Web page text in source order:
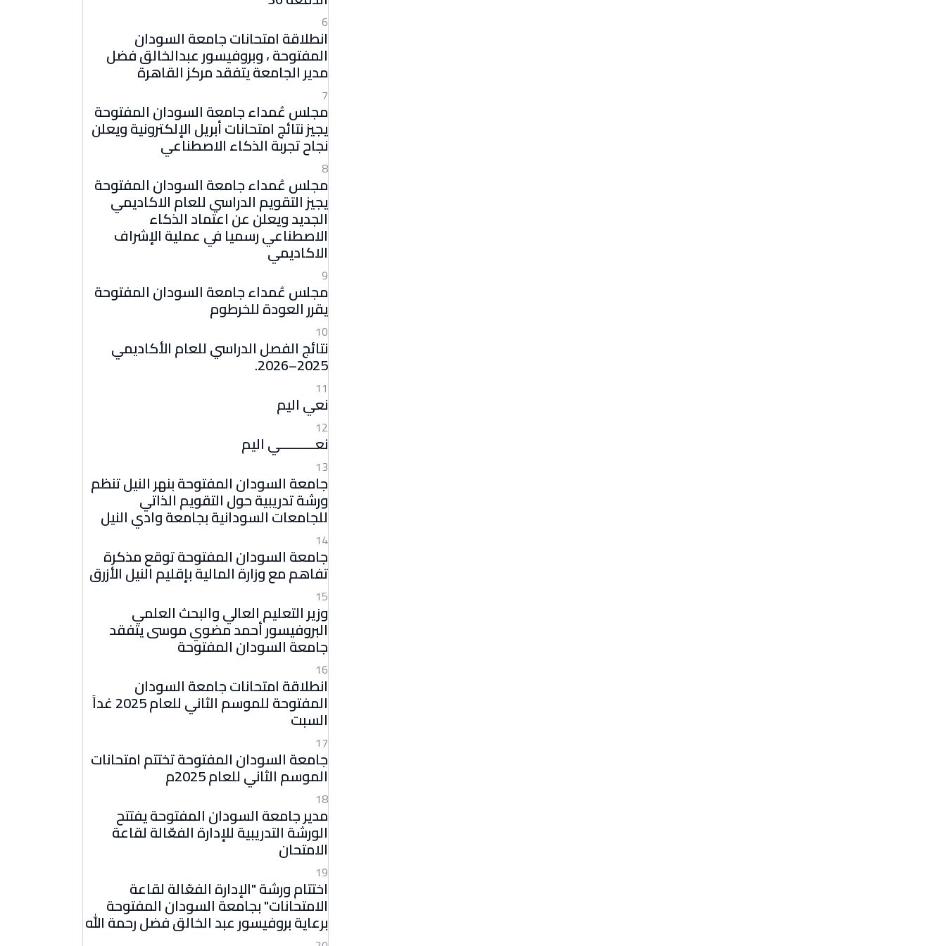
6
انطلاقة امتحانات جامعة السودان
المفتوحة ، وبروفيسور عبدالخالق فضل
مدير الجامعة يتفقد مركز القاهرة
7
مجلس عُمداء جامعة السودان المفتوحة
يجيز نتائج امتحانات أبريل الإلكترونية ويعلن
نجاح تجربة الذكاء الاصطناعي
8
مجلس عُمداء جامعة السودان المفتوحة
يجيز التقويم الدراسي للعام الاكاديمي
الجديد ويعلن عن اعتماد الذكاء
الاصطناعي رسميا في عملية الإشراف
الاكاديمي
9
مجلس عُمداء جامعة السودان المفتوحة
يقرر العودة للخرطوم
10
نتائج الفصل الدراسي للعام الأكاديمي
2025–2026.
11
نعي اليم
12
نعــــــــــي اليم
13
جامعة السودان المفتوحة بنهر النيل تنظم
ورشة تدريبية حول التقويم الذاتي
للجامعات السودانية بجامعة وادي النيل
14
جامعة السودان المفتوحة توقع مذكرة
تفاهم مع وزارة المالية بإقليم النيل الأزرق
15
وزير التعليم العالي والبحث العلمي
البروفيسور أحمد مضوي موسى يتفقد
جامعة السودان المفتوحة
16
انطلاقة امتحانات جامعة السودان
المفتوحة للموسم الثاني للعام 2025 غداً
السبت
17
جامعة السودان المفتوحة تختتم امتحانات
الموسم الثاني للعام 2025م
18
مدير جامعة السودان المفتوحة يفتتح
الورشة التدريبية للإدارة الفعّالة لقاعة
الامتحان
19
اختتام ورشة "الإدارة الفعّالة لقاعة
الامتحانات" بجامعة السودان المفتوحة
برعاية بروفيسور عبد الخالق فضل رحمة الله